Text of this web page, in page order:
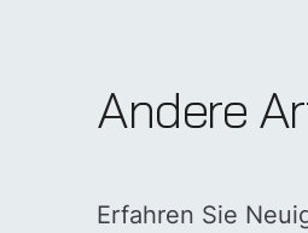
Andere
Erfahren Sie